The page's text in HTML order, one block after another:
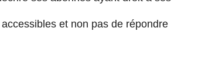
et non pas de répondre